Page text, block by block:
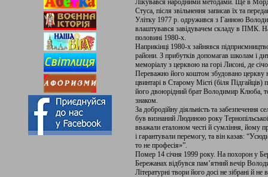
Лікувався народними методами. Ще в
Стуса, після звільнення записав їх та
Улітку 1977 р. одружився з Ганною
влаштувався завідувачем складу в ПМК.
половині 1980-х.
Наприкінці 1980-х зайнявся
райони. З прибутків допомагав школам і
меморіалу з церквою на горі Лисоні, де
Переважно його коштом збудовано церкву
цвинтарі в Старому Місті (біля Підгайців)
його двоюрідний брат Володимир Клюба,
знаком.
За добродійну діяльність та забезпечення
був визнаний Людиною року
вважали еталоном честі й сумління, йому
і гарантували перемогу, та він казав:
то не професія»”.
Помер 14 січня 1999 року. На похорон у
Бережанах відбувся пам’ятний вечір
Літературні твори його досі не зібрані й не